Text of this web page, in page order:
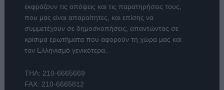
εκφράζουν τις απόψεις και τις παρατηρήσεις τους,
που μας είναι απαραίτητες, και επίσης να
συμμετέχουν σε δημοσκοπήσεις, απαντώντας σε
κρίσιμα ερωτήματα που αφορούν τη χώρα μας και
τον Ελληνισμό γενικότερα.
ΤΗΛ: 210-6665669
FAX: 210-6665812